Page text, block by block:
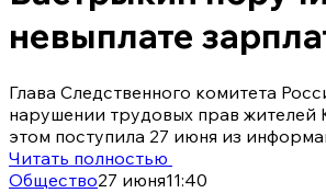
невыплате
Глава Следственного комитета
нарушении трудовых прав
этом поступила 27 июня из
Читать полностью
Общество27 июня11:40